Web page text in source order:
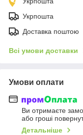
Укрпошта
Доставка поштою
Всі умови доставки
Умови оплати
Ви отримаєте
або гроші
Детальніше